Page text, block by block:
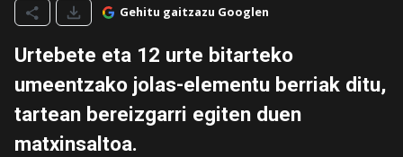
Gehitu gaitzazu Googlen
Urtebete eta 12 urte bitarteko
umeentzako jolas-elementu berriak ditu,
tartean bereizgarri egiten duen
matxinsaltoa.